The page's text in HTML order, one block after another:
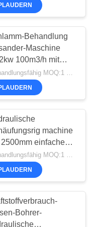
28
Behandlung
Maschine
100m3/h mit
und Schirm
machine
einfache
TR360D-
Soilmec
Verhandlungsfähig MOQ:1 Einheit
Bohrer-